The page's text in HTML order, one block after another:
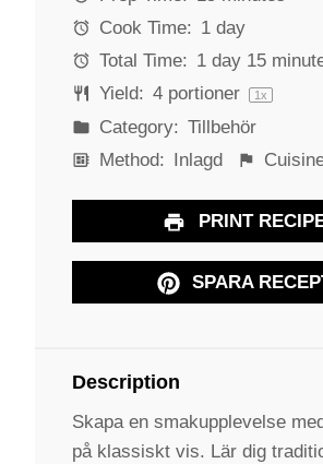
r
r
s
r
s
r
s
Cook Time: 1 day
Total Time: 1 day 15
Yield: 4portioner 1x
Category: Tillbehör
Method: Inlagd
PRINT
SPARA
Description
Skapa en smakupplevelse
på klassiskt vis. Lär dig